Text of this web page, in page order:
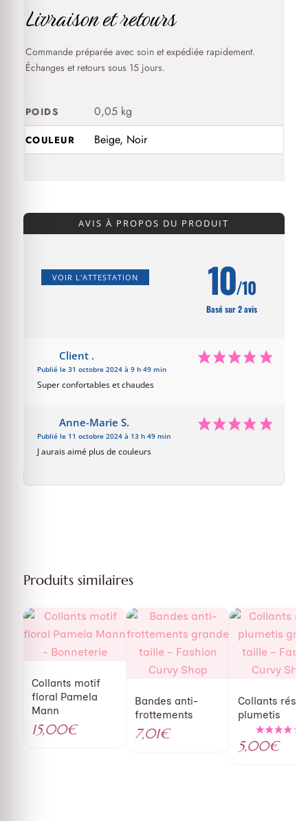
Livraison et retours
Commande préparée avec soin et expédiée rapidement.
Échanges et retours sous 15 jours.
POIDS 0,05 kg
COULEUR Beige, Noir
AVIS À PROPOS DU PRODUIT
VOIR L'ATTESTATION 10/10
Basé sur 2 avis
Client .
Publié le 31 octobre 2024 à 9 h 49 min
Super confortables et chaudes
Anne-Marie S.
Publié le 11 octobre 2024 à 13 h 49 min
J aurais aimé plus de couleurs
Produits similaires
Collants motif
floral Pamela
Mann
15,00€
Bandes anti-
frottements
7,01€
Collants
plumetis
5,00€